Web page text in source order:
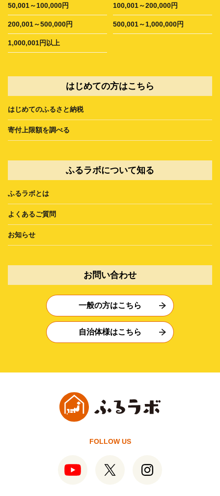
50,001～100,000円 100,001～200,000円
200,001～500,000円 500,001～1,000,000円
1,000,001円以上
はじめての方はこちら
はじめてのふるさと納税
寄付上限額を調べる
ふるラボについて知る
ふるラボとは
よくあるご質問
お知らせ
お問い合わせ
一般の方はこちら
自治体様はこちら
FOLLOW US